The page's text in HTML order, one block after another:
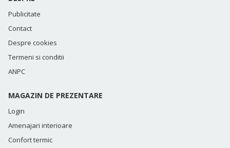
Publicitate
Contact
Despre cookies
Termeni si conditii
ANPC
MAGAZIN DE PREZENTARE
Login
Amenajari interioare
Confort termic